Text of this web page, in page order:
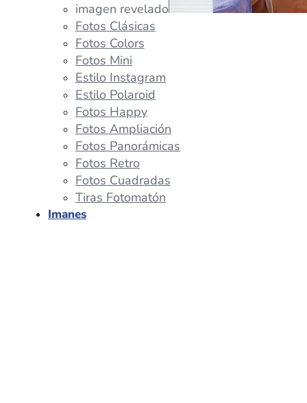
imagen revelado
Fotos Clásicas
Fotos Colors
Fotos Mini
Estilo Instagram
Estilo Polaroid
Fotos Happy
Fotos Ampliación
Fotos Panorámicas
Fotos Retro
Fotos Cuadradas
Tiras Fotomatón
Imanes